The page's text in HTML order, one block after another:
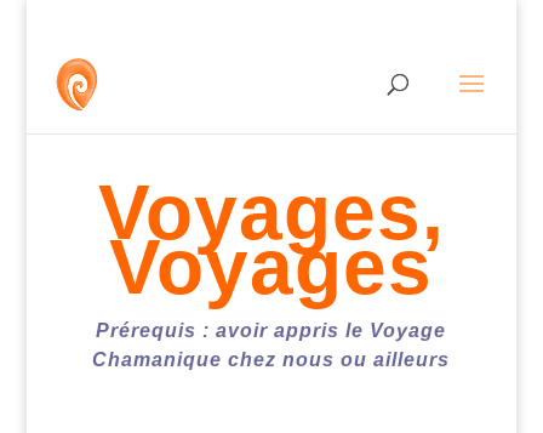
Voyages,
Voyages
Prérequis : avoir appris le Voyage
Chamanique chez nous ou ailleurs